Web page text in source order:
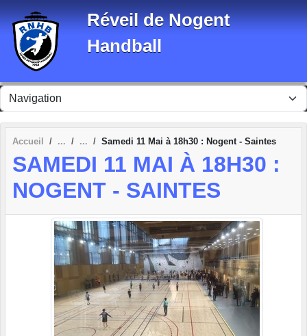
Réveil de Nogent
Handball
Accueil Samedi 11 Mai à 18h30 : Nogent - Saintes
SAMEDI 11 MAI À 18H30 :
NOGENT - SAINTES